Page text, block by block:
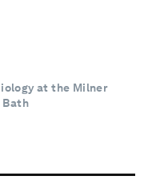
at the Milner
Bath